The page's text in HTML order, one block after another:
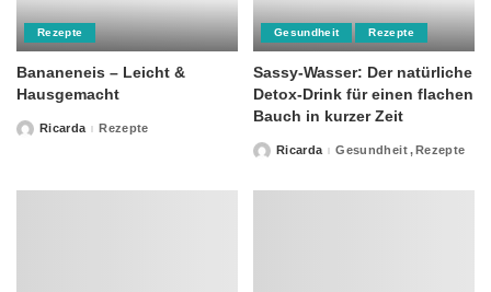
Rezepte
Bananeneis – Leicht &
Hausgemacht
PostedRicarda Rezepte
Gesundheit Rezepte
Sassy-Wasser: Der natürliche
Detox-Drink für einen flachen
Bauch in kurzer Zeit
PostedRicarda Gesundheit Rezepte